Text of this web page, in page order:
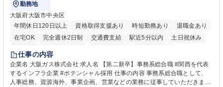
勤務地
大阪府大阪市中央区
年間休日120日以上
資格取得支援あり 時短勤務あり
退職金あり
在宅OK
完全週休2日制 交通費支給 駅近5分以内
土日祝休み
服装自由
第二新卒歓迎
仕事の内容
企業名 大阪ガス株式会社 求人名 【第二新卒】事務系総合職 #関西を代表
するインフラ企業 #ポテンシャル採用 仕事の内容 事務系総合職として、
人事総務、資源海外、事業企画、営業などの業務に従事していただきま